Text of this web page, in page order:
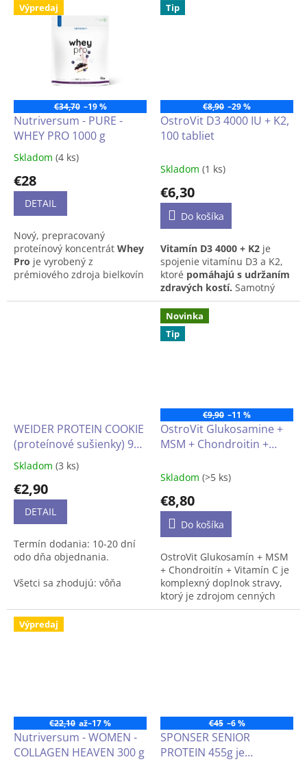
Výpredaj
€34,70 –19 %
Nutriversum - PURE -
WHEY PRO 1000 g
Priemerné
produktu
3,9
5
hviezdičiek.
Skladom (4 ks)
€28
DETAIL
Nový, prepracovaný
proteínový koncentrát Whey
Pro je vyrobený z
prémiového zdroja bielkovín
komplexomNZyme
na dotaz, prosím napíšte
na info@lukrecia.com.
Tip
€8,90 –29 %
OstroVit D3 4000 IU + K2,
100 tabliet
Skladom (1 ks)
€6,30
Do košíka
Vitamín D3 4000 + K2 je
spojenie vitamínu D3 a K2,
ktoré pomáhajú s udržaním
zdravých kostí. Samotný
vitamín D navyše prispieva
kfungovaniu svalov a
udržaniu zdravých
zubov.
WEIDER PROTEIN COOKIE
(proteínové sušienky) 90
G
Priemerné
produktu
5,0
5
hviezdičiek.
Skladom (3 ks)
€2,90
DETAIL
Termín dodania: 10-20 dní
odo dňa objednania.
Všetci sa zhodujú: vôňa
je tá najlepšia.
Weider Proteín Cookie je
Novinka
Tip
€9,90 –11 %
OstroVit Glukosamine +
MSM + Chondroitin +
Skladom (>5 ks)
€8,80
Do košíka
OstroVit Glukosamín + MSM
+ Chondroitín + Vitamín C je
komplexný doplnok stravy,
ktorý je zdrojom cenných
zložiek - prípravok obsahuje
Výpredaj
€22,10 až–17 %
Nutriversum - WOMEN -
COLLAGEN HEAVEN 300 g
€45 –6 %
SPONSER SENIOR
PROTEIN 455g je